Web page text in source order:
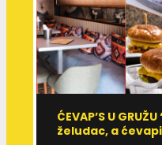
ĆEVAP’S U
želudac, a